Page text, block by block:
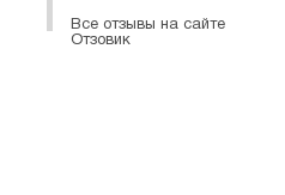
Все отзывы на сайте
Отзовик